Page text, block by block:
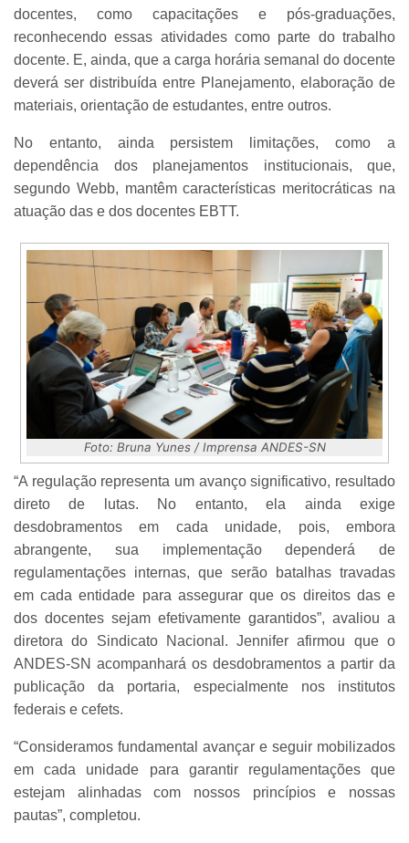
docentes, como capacitações e pós-graduações,
reconhecendo essas atividades como parte do trabalho
docente. E, ainda, que a carga horária semanal do docente
deverá ser distribuída entre Planejamento, elaboração de
materiais, orientação de estudantes, entre outros.
No entanto, ainda persistem limitações, como a
dependência dos planejamentos institucionais, que,
segundo Webb, mantêm características meritocráticas na
atuação das e dos docentes EBTT.
Foto: Bruna Yunes / Imprensa ANDES-SN
“A regulação representa um avanço significativo, resultado
direto de lutas. No entanto, ela ainda exige
desdobramentos em cada unidade, pois, embora
abrangente, sua implementação dependerá de
regulamentações internas, que serão batalhas travadas
em cada entidade para assegurar que os direitos das e
dos docentes sejam efetivamente garantidos”, avaliou a
diretora do Sindicato Nacional. Jennifer afirmou que o
ANDES-SN acompanhará os desdobramentos a partir da
publicação da portaria, especialmente nos institutos
federais e cefets.
“Consideramos fundamental avançar e seguir mobilizados
em cada unidade para garantir regulamentações que
estejam alinhadas com nossos princípios e nossas
pautas”, completou.